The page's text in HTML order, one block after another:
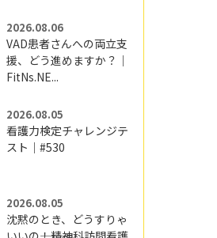
2026.08.06
VAD患者さんへの両立支
援、どう進めますか？｜
FitNs.NE...
2026.08.05
看護力検定チャレンジテ
スト｜#530
2026.08.05
沈黙のとき、どうすりゃ